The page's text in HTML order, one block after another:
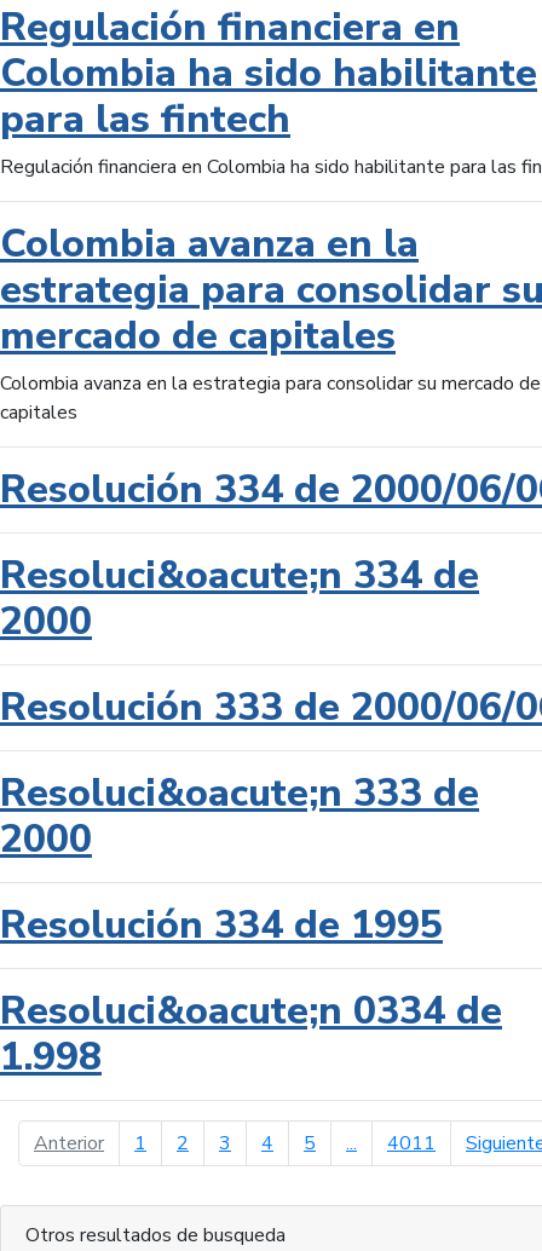
Regulación financiera en
Colombia ha sido habilitante
para las fintech
Regulación financiera en Colombia ha sido habilitante para las
Colombia avanza en la
estrategia para consolidar
mercado de capitales
Colombia avanza en la estrategia para consolidar su mercado de
capitales
Resolución 334 de 2000/06/
Resoluci&oacute;n 334 de
2000
Resolución 333 de 2000/06/
Resoluci&oacute;n 333 de
2000
Resolución 334 de 1995
Resoluci&oacute;n 0334 de
1.998
Anteriorpágina anterior
1 2 3 4 5 ... 4011
Otros resultados de busqueda